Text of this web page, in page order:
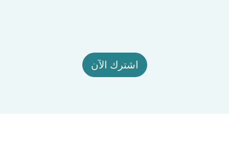
اشترك الآن